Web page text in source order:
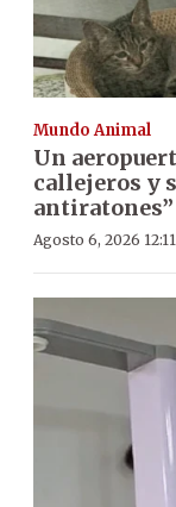
Mundo Animal
Un
callejeros y
antiratones”
Agosto 6, 2026